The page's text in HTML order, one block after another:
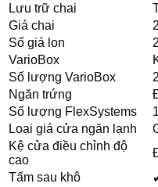
Lưu trữ chai
Giá chai
2
Số giá lon
2
VarioBox
Số lượng VarioBox
2
Ngăn trứng
Số lượng FlexSystems
1
Loại giá cửa ngăn lạnh
Kệ cửa điều chỉnh độ
cao
Tấm sau khô